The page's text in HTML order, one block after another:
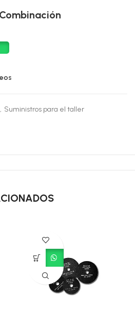
, Suministros para el taller